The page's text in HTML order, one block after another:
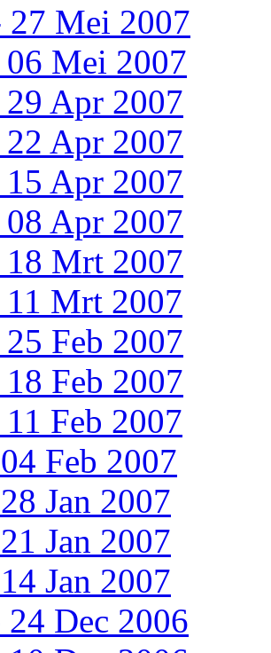
Mei 2007
Mei 2007
Apr 2007
Apr 2007
Apr 2007
Apr 2007
Mrt 2007
Mrt 2007
Feb 2007
Feb 2007
Feb 2007
Feb 2007
Jan 2007
Jan 2007
Jan 2007
24 Dec 2006